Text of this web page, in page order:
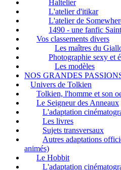
Haltelier
L'atelier d'itikar
L'atelier de
1490 - une fanfic
Vos classements divers
Les maîtres du
Photographie sexy et
Les modèles
NOS GRANDES
Univers de Tolkien
Tolkien, l'homme et son
Le Seigneur des Anneaux
L'adaptation
Les livres
Sujets transversaux
Autres adaptations
animés)
Le Hobbit
L'adaptation